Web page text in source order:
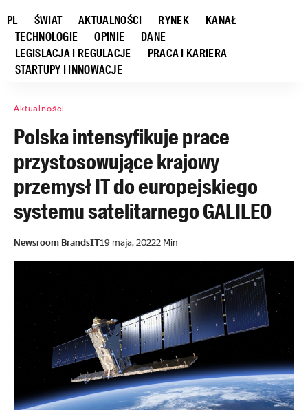
PL ŚWIAT AKTUALNOŚCI RYNEK
KANAŁ
TECHNOLOGIE
OPINIE
DANE
LEGISLACJA I REGULACJE
PRACA I KARIERA
STARTUPY I INNOWACJE
Aktualności
Polska intensyfikuje prace
przystosowujące krajowy
przemysł IT do europejskiego
systemu satelitarnego GALILEO
Newsroom BrandsIT19 maja, 20222 Min